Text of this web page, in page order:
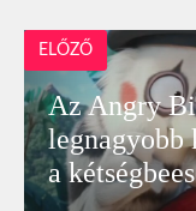
ELŐZŐ
Az Angry
legnagyobb
a